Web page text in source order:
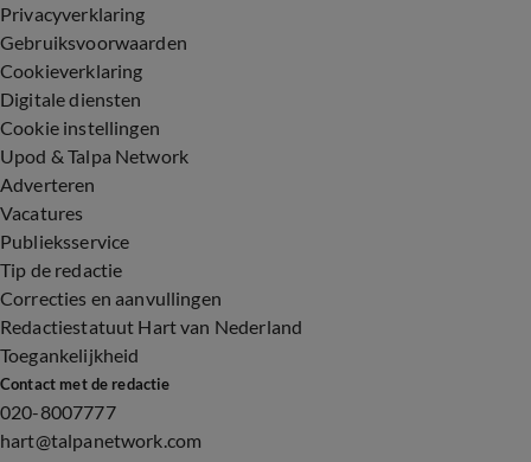
Privacyverklaring
Gebruiksvoorwaarden
Cookieverklaring
Digitale diensten
Cookie instellingen
Upod & Talpa Network
Adverteren
Vacatures
Publieksservice
Tip de redactie
Correcties en aanvullingen
Redactiestatuut Hart van Nederland
Toegankelijkheid
Contact met de redactie
020-8007777
hart@talpanetwork.com